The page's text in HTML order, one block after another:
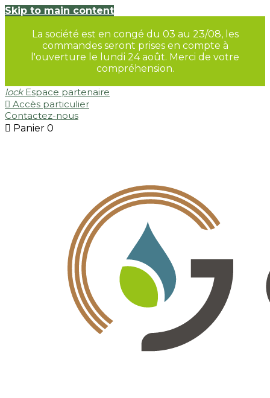
Skip to main content
La société est en congé du 03 au 23/08, les
commandes seront prises en compte à
l'ouverture le lundi 24 août. Merci de votre
compréhension.
lockEspace partenaire
 Accès particulier
Contactez-nous
 Panier 0